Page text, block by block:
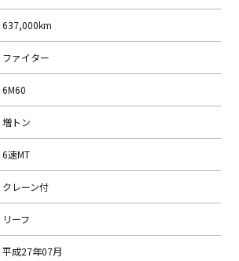
637,000km
ファイター
6M60
増トン
6速MT
クレーン付
リーフ
平成27年07月